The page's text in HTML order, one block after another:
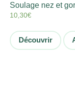
Soulage nez et
10,30€
Découvrir